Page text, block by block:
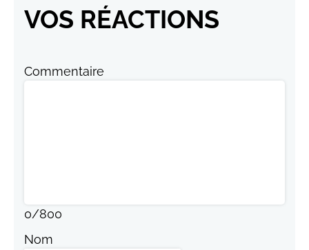
VOS RÉACTIONS
Commentaire
0/800
Nom